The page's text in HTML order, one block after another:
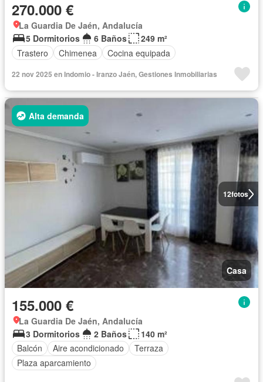
270.000 €
La Guardia De Jaén, Andalucía
5 Dormitorios
6 Baños
249 m²
Trastero
Chimenea Cocina equipada
22 nov 2025 en Indomio - Iranzo Jaén, Gestiones Inmobiliarias
12fotos
Alta demanda
Casa
155.000 €
La Guardia De Jaén, Andalucía
3 Dormitorios
2 Baños
140 m²
Balcón
Aire acondicionado
Terraza
Plaza aparcamiento